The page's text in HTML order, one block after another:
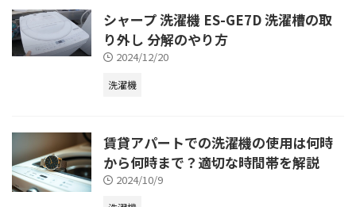
シャープ 洗濯機 ES-GE7D 洗濯槽の取
り外し 分解のやり方
2024/12/20
洗濯機
賃貸アパートでの洗濯機の使用は何時
から何時まで？適切な時間帯を解説
2024/10/9